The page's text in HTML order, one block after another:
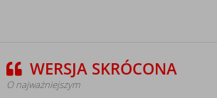
WERSJA SKRÓCONA
O najważniejszym